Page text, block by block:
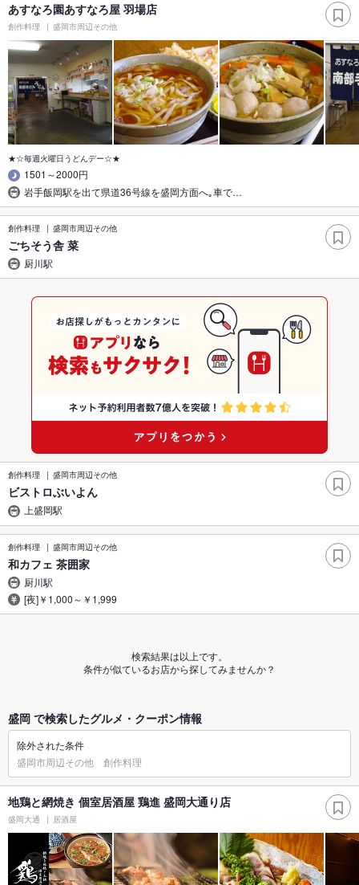
あすなろ園あすなろ屋 羽場店
創作料理 盛岡市周辺その他
★☆毎週火曜日うどんデー☆★
1501～2000円
岩手飯岡駅を出て県道36号線を盛岡方面へ｡車で…
創作料理 盛岡市周辺その他
ごちそう舎 菜
厨川駅
創作料理 盛岡市周辺その他
ビストロぶいよん
上盛岡駅
創作料理 盛岡市周辺その他
和カフェ 茶囲家
厨川駅
[夜]￥1,000～￥1,999
検索結果は以上です。
条件が似ているお店から探してみませんか？
盛岡 で検索したグルメ・クーポン情報
除外された条件
盛岡市周辺その他 創作料理
地鶏と網焼き 個室居酒屋 鶏進 盛岡大通り店
盛岡大通 居酒屋